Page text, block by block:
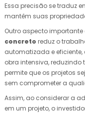
Essa precisão se traduz
mantêm suas
Outro aspecto
concreto reduz o
automatizada e
obra intensiva,
permite que os projetos
sem comprometer a
Assim, ao considerar a
em um projeto, o